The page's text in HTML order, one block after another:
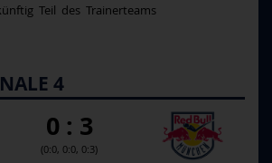
Teil des Trainerteams
4
0 : 3
(0:0, 0:0, 0:3)